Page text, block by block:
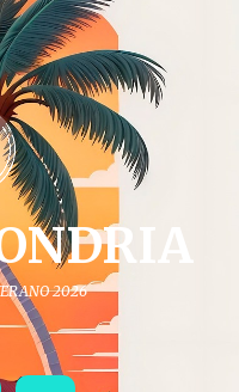
2026